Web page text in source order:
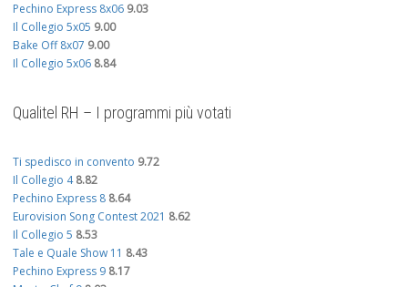
Pechino Express 8x06 9.03
Il Collegio 5x05 9.00
Bake Off 8x07 9.00
Il Collegio 5x06 8.84
Qualitel RH – I programmi più votati
Ti spedisco in convento 9.72
Il Collegio 4 8.82
Pechino Express 8 8.64
Eurovision Song Contest 2021 8.62
Il Collegio 5 8.53
Tale e Quale Show 11 8.43
Pechino Express 9 8.17